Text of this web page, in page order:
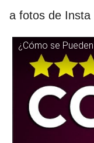
a fotos de Insta
¿Cómo se